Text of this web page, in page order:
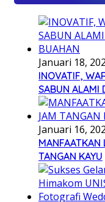
Januari 18,
INOVATIF,
SABUN ALAMI
Januari 16,
MANFAATKAN
TANGAN KAYU